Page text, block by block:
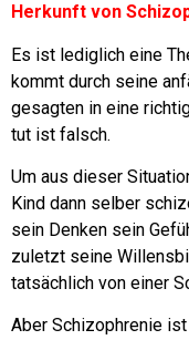
Herkunft von
Es ist lediglich eine
kommt durch seine
gesagten in eine
tut ist falsch.
Um aus dieser
Kind dann selber
sein Denken sein
zuletzt seine
tatsächlich von einer
Aber Schizophrenie